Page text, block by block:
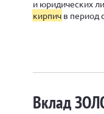
и юридических
кирпич в период
Вклад